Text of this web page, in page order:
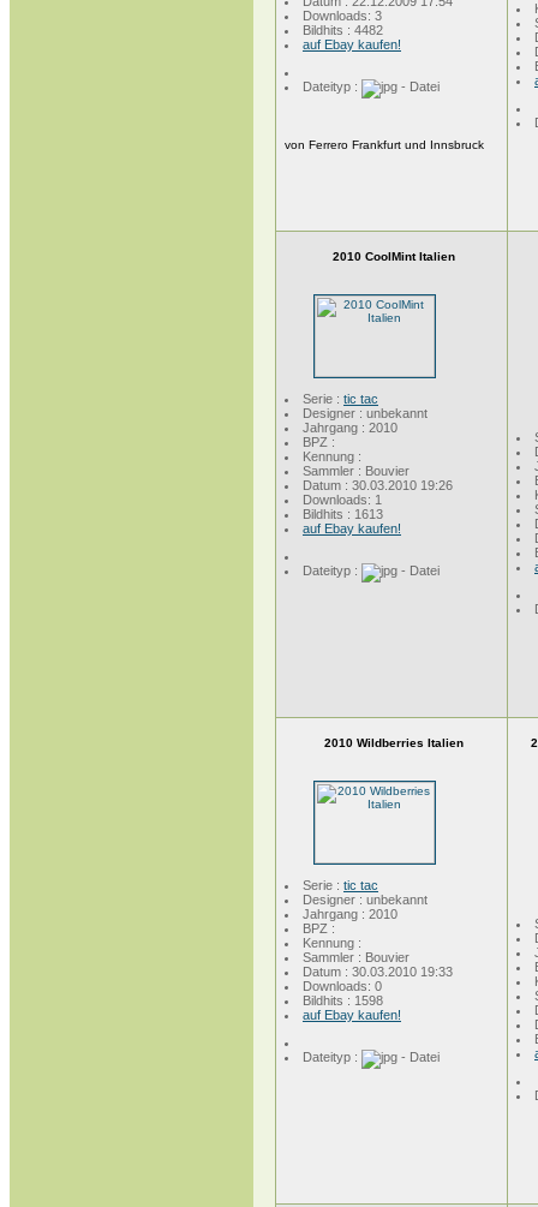
Downloads: 3
Bildhits : 4482
auf Ebay kaufen!
Dateityp :
von Ferrero Frankfurt und Innsbruck
2010 CoolMint Italien
Serie : tic tac
Designer : unbekannt
Jahrgang : 2010
BPZ :
Kennung :
Sammler : Bouvier
Datum : 30.03.2010 19:26
Downloads: 1
Bildhits : 1613
auf Ebay kaufen!
Dateityp :
2010 Wildberries Italien
Serie : tic tac
Designer : unbekannt
Jahrgang : 2010
BPZ :
Kennung :
Sammler : Bouvier
Datum : 30.03.2010 19:33
Downloads: 0
Bildhits : 1598
auf Ebay kaufen!
Dateityp :